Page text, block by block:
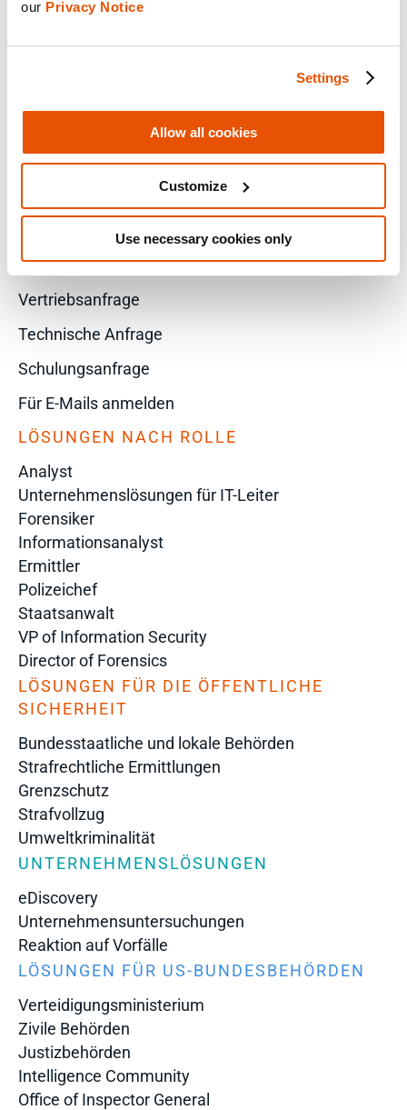
our Privacy Notice
Settings
Allow all cookies
Customize
Use necessary cookies only
YOUTUBE
Vertriebsanfrage
Technische Anfrage
Schulungsanfrage
Für E-Mails anmelden
LÖSUNGEN NACH ROLLE
Analyst
Unternehmenslösungen für IT-Leiter
Forensiker
Informationsanalyst
Ermittler
Polizeichef
Staatsanwalt
VP of Information Security
Director of Forensics
LÖSUNGEN FÜR DIE ÖFFENTLICHE
SICHERHEIT
Bundesstaatliche und lokale Behörden
Strafrechtliche Ermittlungen
Grenzschutz
Strafvollzug
Umweltkriminalität
UNTERNEHMENSLÖSUNGEN
eDiscovery
Unternehmensuntersuchungen
Reaktion auf Vorfälle
LÖSUNGEN FÜR US-BUNDESBEHÖRDEN
Verteidigungsministerium
Zivile Behörden
Justizbehörden
Intelligence Community
Office of Inspector General